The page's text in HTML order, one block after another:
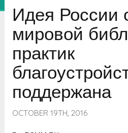
Идея России
мировой
практик
поддержана
OCTOBER 19TH, 2016